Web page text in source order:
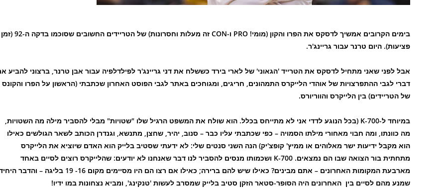
בימים הקרובים אמשיך לדסקס את הפרו והקון (מומי! PRO ו-CON זה מעלות וחסרונות) של הטריידים החשובים שסוכמו בדקה ה-92 (זמן
פציעות). היום טרנר עבור גריינג'ר.
אבל לפני שאני מתחיל לדסקס את הטרייד 'הגאוני' של לארי בירד כששלח את דני גריינג'ר לפילדלפיה עבור אבן טרנר, ברצוני להביע
דברי לגבי ההתפרצויות של אוהדי הלייקרס התמהונים, חריגים, ומגוחכים באתר לגבי הפוסט האחרון שכתבתי (הראשון על הפרו והקונס
של הטריידים) בין הלייקרס והווריורס.
במיוחד ל-K-700 (בכל הנוגע לדדי אני לא מתייחס בכלל. הוא שולח את המשפט הרגיל שלו "שטויות" מבלי להסביר מילה מה השטויות,
מה כוונתו, ומה חבוי מאחורי מילתו הסמויה – כפי שכתבתי עליו כבר – סנוב, יהיר, שחצן, מתנשא, וגנדרן הכותב לשאר הגולשים כאילו
הוא מקבל ידיעות ישר מאלוהים או ממיץ' קופצ'יק) הנה השני סנטים שלי: לא ידעתי שסטיב בלייק הוא האדם שיוציא את הלייקרס
מתחתית בור הצואה שבו הם נמצאים. K-700 ושכמותו מנסים להסביר לנו דבר שאנחנו לא יודעים: שהלייקרס רוצים לסיים באחד
מארבעת המקומות האחרונים – אתם מבינים? כאילו שיש להם ברירה; כאילו אם רצו הם היו מסיימים מקום 16- 19 בליגה – והדבר
שמנע מהם לסיים בין האחרונים היה הסופר-סטאר הזקן סטיב בלייק שמסרב לעשות 'טנקינג', ומביא נצחונות במו ידיו!